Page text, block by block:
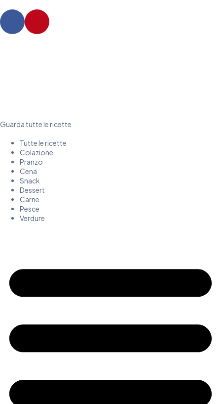
Guarda tutte le ricette
Tutte le ricette
Colazione
Pranzo
Cena
Snack
Dessert
Carne
Pesce
Verdure